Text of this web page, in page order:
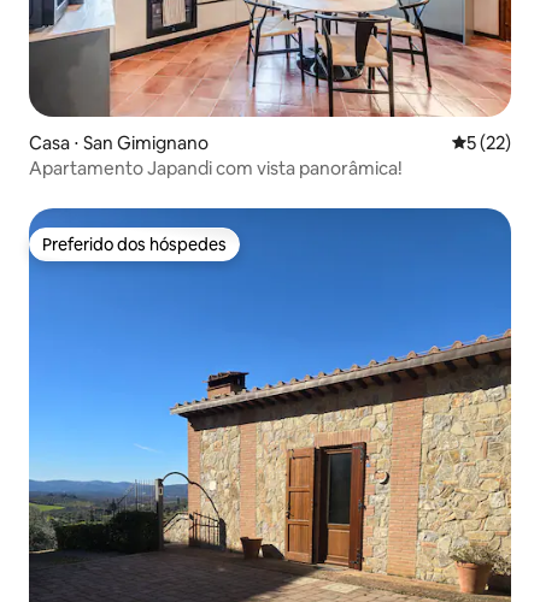
Casa ⋅ San Gimignano 5 de uma
5 (22)
Apartamento Japandi com vista panorâmica!
Preferido dos hóspedes
Preferido dos hóspedes